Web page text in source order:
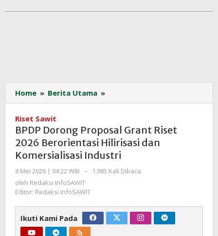
Home » Berita Utama »
Dorong
Grant
Riset
2026
Berorientasi
Hilirisasi
Riset Sawit
BPDP Dorong Proposal Grant Riset
2026 Berorientasi Hilirisasi dan
Komersialisasi Industri
8 Mei 2026 | 04:22 WIB
oleh
Redaksi
InfoSAWIT
-
1.985 Kali Dibaca
oleh Redaksi InfoSAWIT
Editor: Redaksi InfoSAWIT
Ikuti Kami Pada